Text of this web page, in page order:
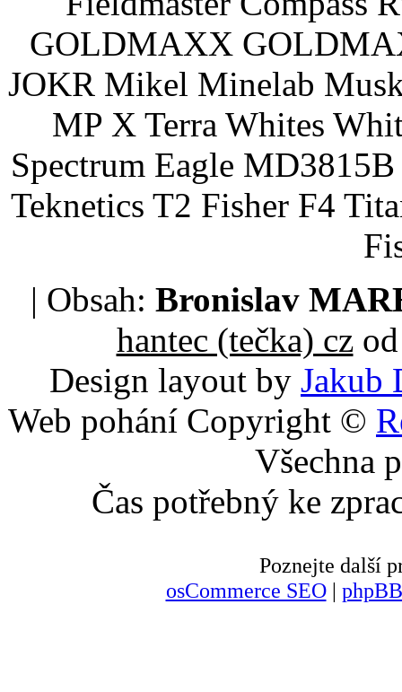
GOLDMAXX
JOKR Mikel Minelab
MP X Terra Whites
Spectrum Eagle
Teknetics T2 Fisher F4
| Obsah: Bronislav
hantec (tečka) czod
Design layout by Jakub
Web pohání Copyright ©
Všechna
Čas potřebný ke
Poznejte další
osCommerce SEO|